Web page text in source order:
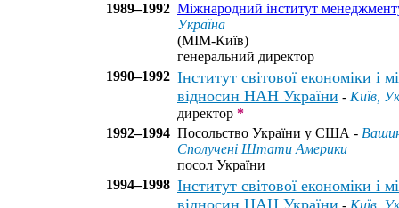
1989–1992 Міжнародний інститут
Україна
(МІМ-Київ)
генеральний директор
1990–1992 Інститут світової економіки і
відносин НАН України - Київ,
директор *
1992–1994 Посольство України у США -
Сполучені Штати Америки
посол України
1994–1998 Інститут світової економіки і